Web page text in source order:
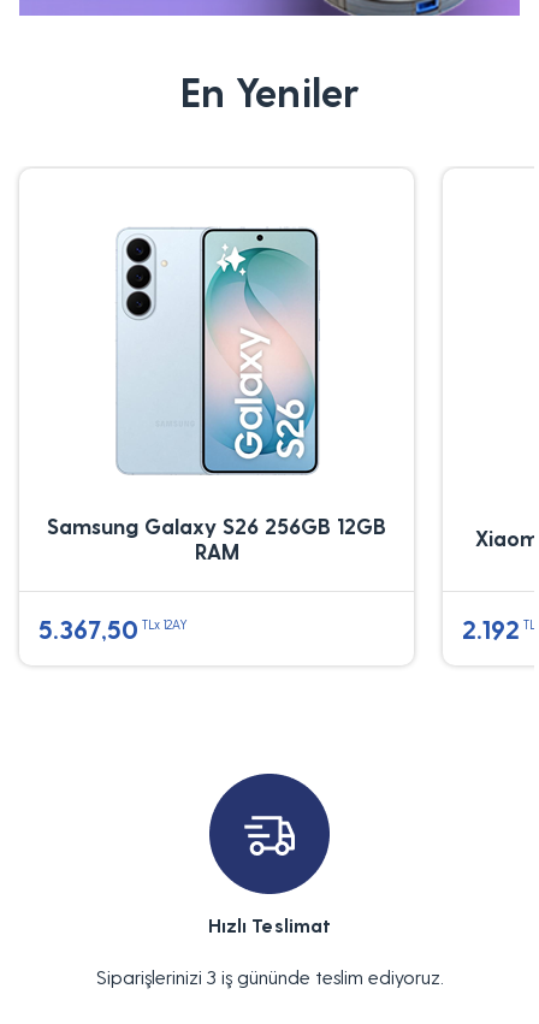
En Yeniler
Samsung Galaxy S26 256GB 12GB
RAM
5.367,50 TLx 12AY 2.192
Hızlı Teslimat
Siparişlerinizi 3 iş gününde teslim ediyoruz.